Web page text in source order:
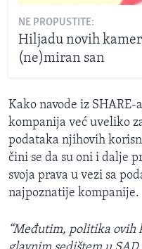
NE PROPUSTITE:
Hiljadu novih
(ne)miran san
Kako navode iz
kompanija već uveliko
podataka njihovih
čini se da su oni i dalje
svoja prava u vezi sa
najpoznatije kompanije.
“Međutim, politika ovih